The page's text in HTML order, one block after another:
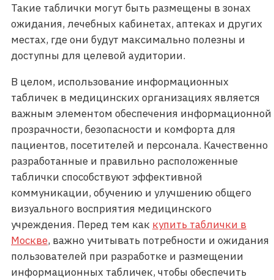
Такие таблички могут быть размещены в зонах
ожидания, лечебных кабинетах, аптеках и других
местах, где они будут максимально полезны и
доступны для целевой аудитории.
В целом, использование информационных
табличек в медицинских организациях является
важным элементом обеспечения информационной
прозрачности, безопасности и комфорта для
пациентов, посетителей и персонала. Качественно
разработанные и правильно расположенные
таблички способствуют эффективной
коммуникации, обучению и улучшению общего
визуального восприятия медицинского
учреждения. Перед тем как купить таблички в
Москве, важно учитывать потребности и ожидания
пользователей при разработке и размещении
информационных табличек, чтобы обеспечить